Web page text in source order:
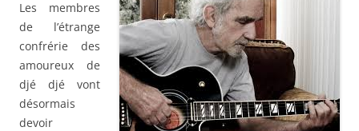
Les membres
de l’étrange
confrérie des
amoureux de
djé djé vont
désormais
devoir